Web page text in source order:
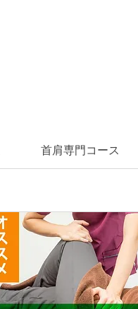
首肩専門コース